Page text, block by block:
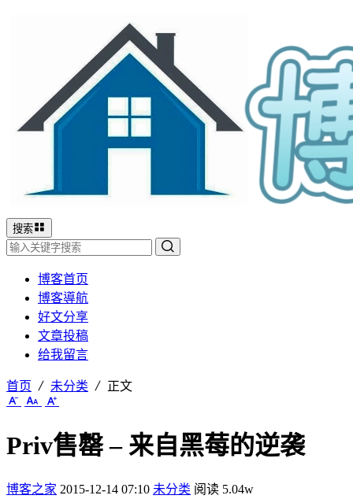
搜索
博客首页
博客導航
好文分享
文章投稿
给我留言
首页 未分类 正文
Priv售罄 – 来自黑莓的逆袭
博客之家 2015-12-14 07:10 未分类 阅读 5.04w